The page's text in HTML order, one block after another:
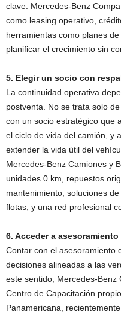
clave. Mercedes-Benz
como leasing operativo,
herramientas como planes
planificar el crecimiento sin
5. Elegir un socio con
La continuidad operativa
postventa. No se trata solo
con un socio estratégico que
el ciclo de vida del camión, y
extender la vida útil del
Mercedes-Benz Camiones y
unidades 0 km, repuestos
mantenimiento, soluciones
flotas, y una red profesional
6. Acceder a
Contar con el asesoramiento
decisiones alineadas a las
este sentido, Mercedes-Benz
Centro de Capacitación
Panamericana,